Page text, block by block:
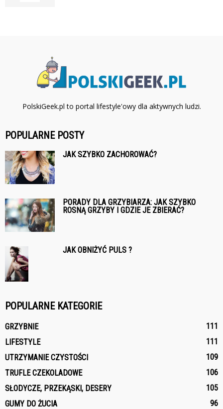
PolskiGeek.pl to portal lifestyle'owy dla aktywnych ludzi.
POPULARNE POSTY
JAK SZYBKO ZACHOROWAĆ?
PORADY DLA GRZYBIARZA: JAK SZYBKO
ROSNĄ GRZYBY I GDZIE JE ZBIERAĆ?
JAK OBNIŻYĆ PULS ?
POPULARNE KATEGORIE
GRZYBNIE
111
LIFESTYLE
111
UTRZYMANIE CZYSTOŚCI
109
TRUFLE CZEKOLADOWE
106
SŁODYCZE, PRZEKĄSKI, DESERY
105
GUMY DO ŻUCIA
96